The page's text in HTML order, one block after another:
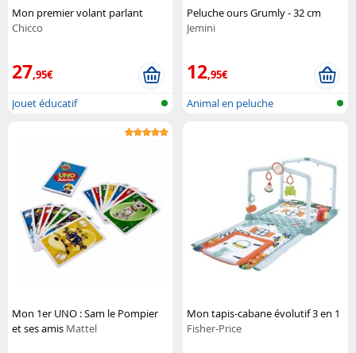
Mon premier volant parlant
Chicco
27,95€
Jouet éducatif
Peluche ours Grumly - 32 cm
Jemini
12,95€
Animal en peluche
Mon 1er UNO : Sam le Pompier
et ses amis Mattel
Mon tapis-cabane évolutif 3 en 1
Fisher-Price